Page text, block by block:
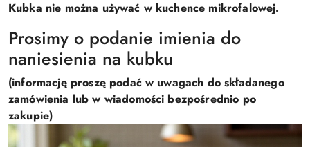
Kubka nie można używać w kuchence mikrofalowej.
Prosimy o podanie imienia do
naniesienia na kubku
(informację proszę podać w uwagach do składanego
zamówienia lub w wiadomości bezpośrednio po
zakupie)